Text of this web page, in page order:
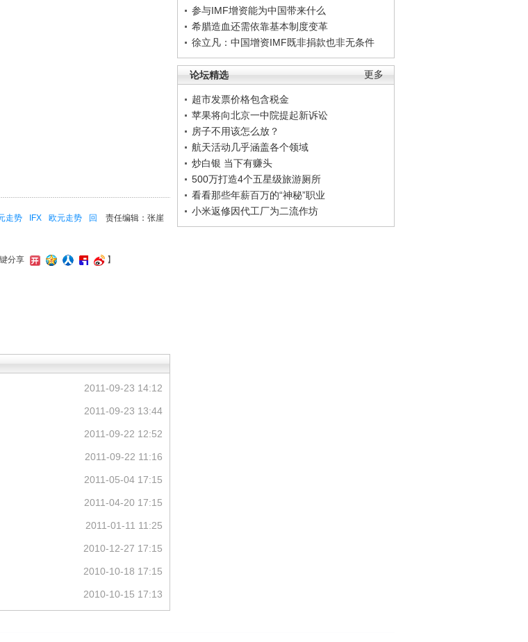
参与IMF增资能为中国带来什么
希腊造血还需依靠基本制度变革
徐立凡：中国增资IMF既非捐款也非无条件
更多
论坛精选
超市发票价格包含税金
苹果将向北京一中院提起新诉讼
房子不用该怎么放？
航天活动几乎涵盖各个领域
炒白银 当下有赚头
500万打造4个五星级旅游厕所
看看那些年薪百万的“神秘”职业
小米返修因代工厂为二流作坊
责任编辑：张崖
走势 IFX 欧元走势
回
键分享 】
2011-09-23 14:12
2011-09-23 13:44
2011-09-22 12:52
2011-09-22 11:16
2011-05-04 17:15
2011-04-20 17:15
2011-01-11 11:25
2010-12-27 17:15
2010-10-18 17:15
2010-10-15 17:13